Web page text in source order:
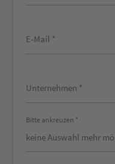
E-Mail *
Unternehmen *
Bitte ankreuzen *